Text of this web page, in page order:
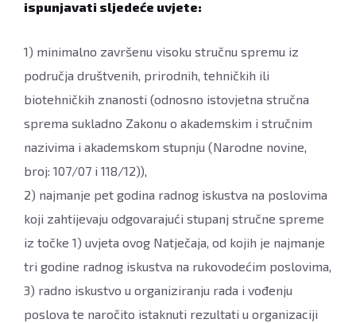
ispunjavati sljedeće uvjete:
1) minimalno završenu visoku stručnu spremu iz
područja društvenih, prirodnih, tehničkih ili
biotehničkih znanosti (odnosno istovjetna stručna
sprema sukladno Zakonu o akademskim i stručnim
nazivima i akademskom stupnju (Narodne novine,
broj: 107/07 i 118/12)),
2) najmanje pet godina radnog iskustva na poslovima
koji zahtijevaju odgovarajući stupanj stručne spreme
iz točke 1) uvjeta ovog Natječaja, od kojih je najmanje
tri godine radnog iskustva na rukovodećim poslovima,
3) radno iskustvo u organiziranju rada i vođenju
poslova te naročito istaknuti rezultati u organizaciji